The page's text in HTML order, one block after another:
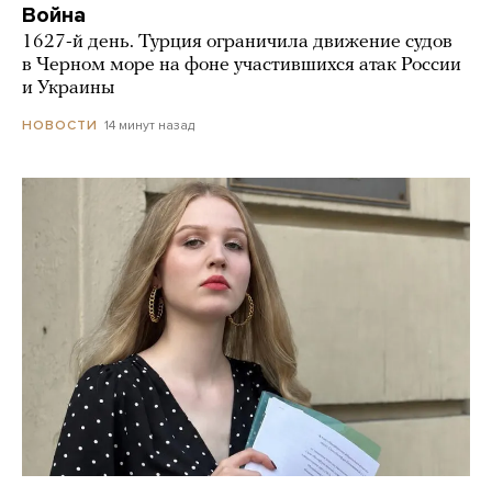
Война
1627-й день. Турция ограничила движение судов
в Черном море на фоне участившихся атак России
и Украины
НОВОСТИ 14 минут назад